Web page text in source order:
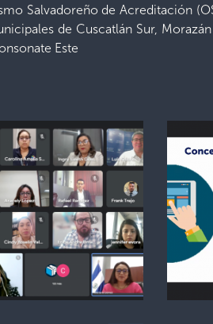
Salvadoreño de Acreditación
de Cuscatlán Sur,
Este